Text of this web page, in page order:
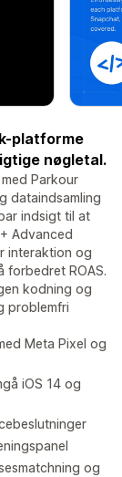
platforme
nøgletal.
Parkour
dataindsamling
indsigt til at
Advanced
interaktion og
ROAS.
kodning og
problemfri
Meta Pixel og
iOS 14 og
og